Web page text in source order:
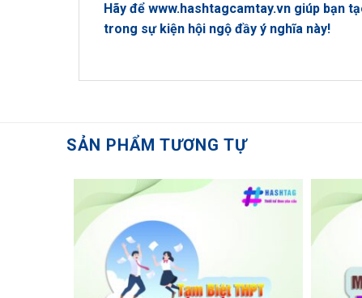
Hãy để www.hashtagcamtay.vn giúp bạn
trong sự kiện hội ngộ đầy ý nghĩa này!
SẢN PHẨM TƯƠNG TỰ